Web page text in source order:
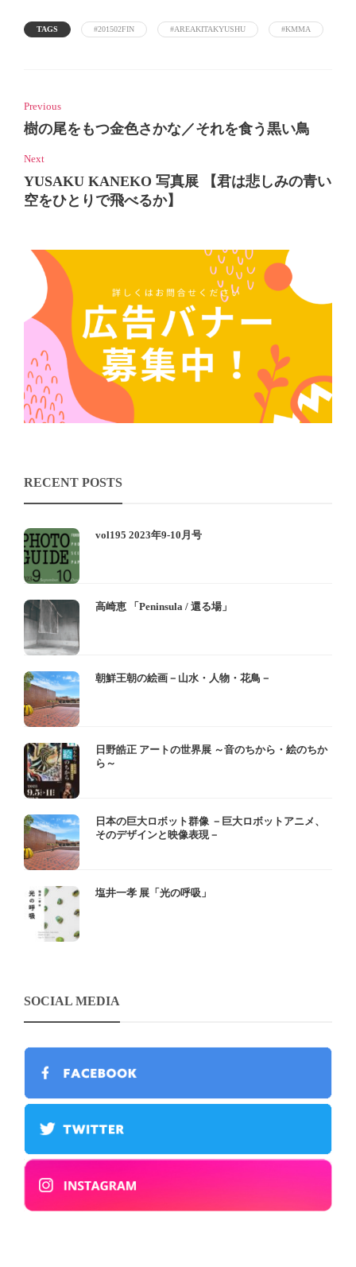
TAGS #201502FIN #AREAKITAKYUSHU #KMMA
Previous
樹の尾をもつ金色さかな／それを食う黒い鳥
Next
YUSAKU KANEKO 写真展 【君は悲しみの青い
空をひとりで飛べるか】
RECENT POSTS
vol195 2023年9-10月号
高崎恵 「Peninsula / 還る場」
朝鮮王朝の絵画－山水・人物・花鳥－
日野皓正 アートの世界展 ～音のちから・絵のちか
ら～
日本の巨大ロボット群像 －巨大ロボットアニメ、
そのデザインと映像表現－
塩井一孝 展「光の呼吸」
SOCIAL MEDIA